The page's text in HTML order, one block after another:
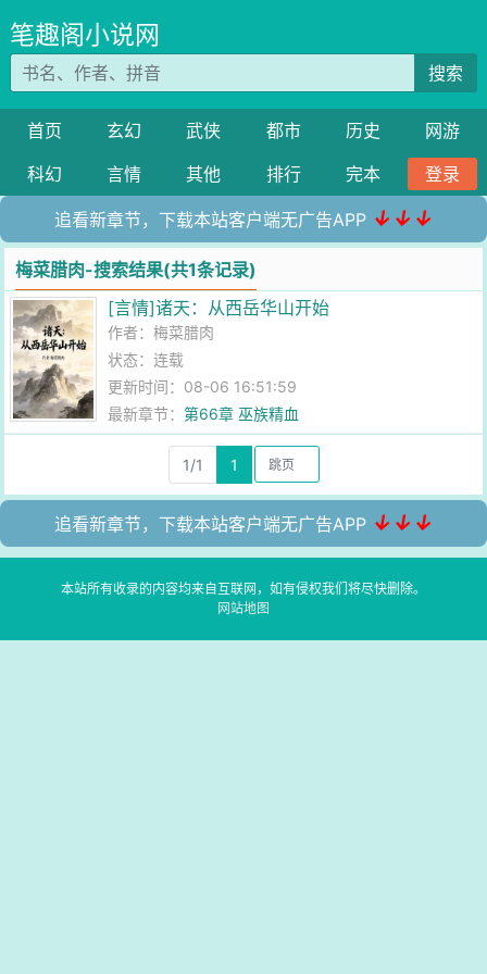
笔趣阁小说网
搜索
首页 玄幻 武侠 都市 历史
网游
科幻
言情 其他 排行 完本 登录
追看新章节，下载本站客户端无广告APP ↓↓↓
梅菜腊肉-搜索结果(共1条记录)
[言情]诸天：从西岳华山开始
作者：梅菜腊肉
状态：连载
更新时间：08-06 16:51:59
最新章节：第66章 巫族精血
1/1 1
追看新章节，下载本站客户端无广告APP ↓↓↓
本站所有收录的内容均来自互联网，如有侵权我们将尽快删除。
网站地图